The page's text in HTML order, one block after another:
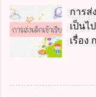
ปาน
ประ
ข้อใ
ดังต่อ
ดิจิทัล
โครง
เครื
จ่ายง
การส่
เป็นไ
เรื่อง
เรื่อ
มิใช่ผู้